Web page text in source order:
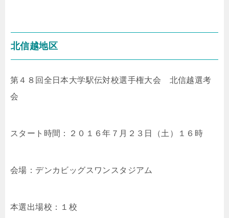
北信越地区
第４８回全日本大学駅伝対校選手権大会 北信越選考
会
スタート時間：２０１６年７月２３日（土）１６時
会場：デンカビッグスワンスタジアム
本選出場校：１校